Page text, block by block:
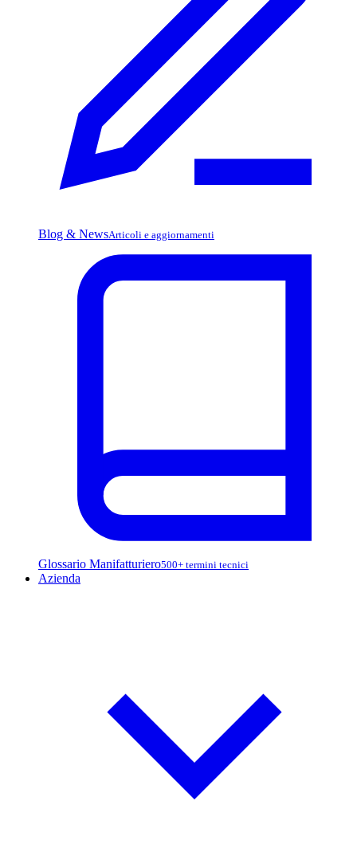
Blog & NewsArticoli e aggiornamenti
Glossario Manifatturiero500+ termini tecnici
Azienda